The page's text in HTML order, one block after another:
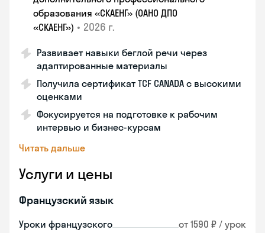
образования «СКАЕНГ» (ОАНО ДПО
«СКАЕНГ») • 2026 г.
Развивает навыки беглой речи через
адаптированные материалы
Получила сертификат TCF CANADA с высокими
оценками
Фокусируется на подготовке к рабочим
интервью и бизнес-курсам
Читать дальше
Услуги и цены
Французский язык
Уроки французского от 1590 ₽ / урок